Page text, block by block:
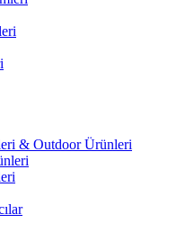
& Outdoor Ürünleri